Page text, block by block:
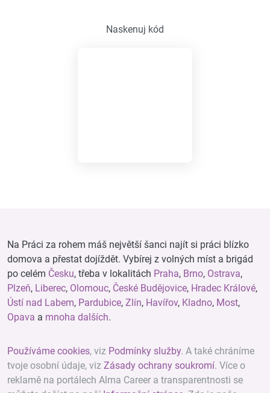
Naskenuj kód
Na Práci za rohem máš největší šanci najít si práci blízko
domova a přestat dojíždět. Vybírej z volných míst a brigád
po celém Česku, třeba v lokalitách Praha, Brno, Ostrava,
Plzeň, Liberec, Olomouc, České Budějovice, Hradec Králové,
Ústí nad Labem, Pardubice, Zlín, Havířov, Kladno, Most,
Opava a mnoha dalších.
Používáme cookies, viz Podmínky služby. A také chráníme
tvoje osobní údaje, viz Zásady ochrany soukromí. Více o
reklamě na portálech Alma Career a transparentnosti se